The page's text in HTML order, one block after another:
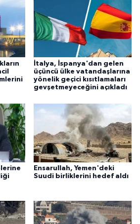
İtalya, İspanya'dan gelen
üçüncü ülke vatandaşlarına
yönelik geçici kısıtlamaları
gevşetmeyeceğini açıkladı
Ensarullah, Yemen'deki
Suudi birliklerini hedef aldı